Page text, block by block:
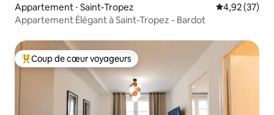
Appartement ⋅ Saint-Tropez Évaluation
4,92 (37)
Appartement Élégant à Saint-Tropez - Bardot
Coups de cœur voyageurs les plus appréciés
Coup de cœur voyageurs